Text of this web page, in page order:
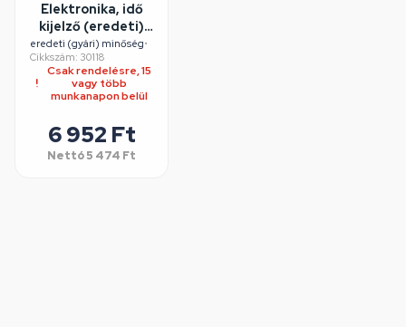
Elektronika, idő
kijelző (eredeti)
BEKO szárítógép
eredeti (gyári) minőség•
Cikkszám: 30118
Csak rendelésre, 15
vagy több
munkanapon belül
6 952 Ft
Nettó5 474 Ft